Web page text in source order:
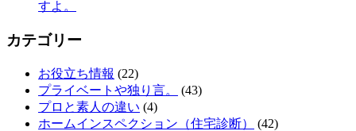
すよ。
カテゴリー
お役立ち情報 (22)
プライベートや独り言。
(43)
プロと素人の違い (4)
ホームインスペクション（住宅診断）
(42)